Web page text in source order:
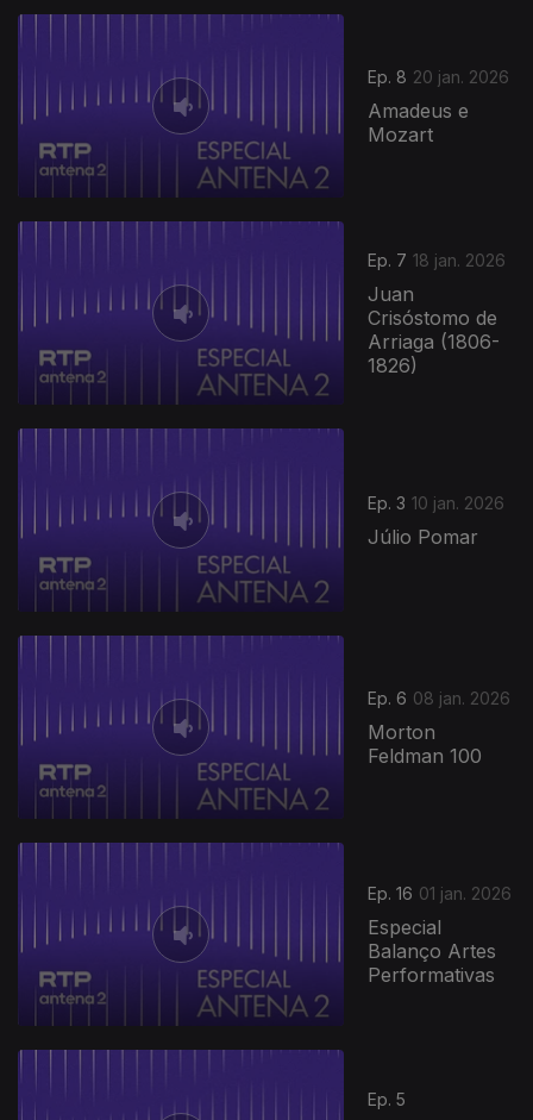
Ep. 8 20 jan. 2026
Amadeus e
Mozart
Ep. 7 18 jan. 2026
Juan
Crisóstomo de
Arriaga (1806-
1826)
Ep. 3 10 jan. 2026
Júlio Pomar
901292
Ep. 6 08 jan. 2026
Morton
Feldman 100
Ep. 16 01 jan. 2026
Especial
Balanço Artes
Performativas
Ep. 5